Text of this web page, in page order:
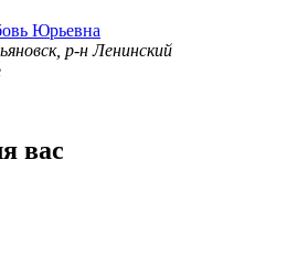
Юрьевна
р-н Ленинский
вас